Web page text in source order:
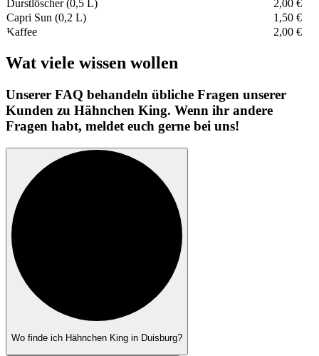
Durstlöscher (0,5 L)
2,00 €
Capri Sun (0,2 L)
1,50 €
Kaffee
2,00 €
Wat viele wissen wollen
Unserer FAQ behandeln übliche Fragen unserer
Kunden zu Hähnchen King. Wenn ihr andere
Fragen habt, meldet euch gerne bei uns!
Wo finde ich Hähnchen King in Duisburg?